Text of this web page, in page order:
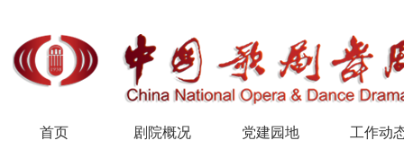
首页 剧院概况 党建园地 工作动